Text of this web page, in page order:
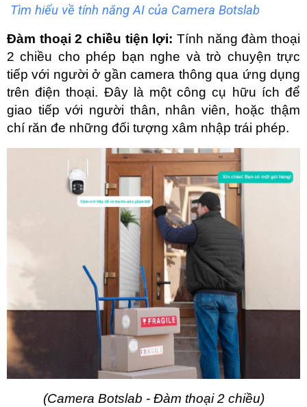
Tìm hiểu về tính năng AI của Camera Botslab
Đàm thoại 2 chiều tiện lợi: Tính năng đàm thoại
2 chiều cho phép bạn nghe và trò chuyện trực
tiếp với người ở gần camera thông qua ứng dụng
trên điện thoại. Đây là một công cụ hữu ích để
giao tiếp với người thân, nhân viên, hoặc thậm
chí răn đe những đối tượng xâm nhập trái phép.
(Camera Botslab - Đàm thoại 2 chiều)